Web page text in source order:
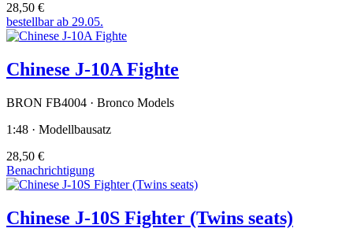
28,50 €
bestellbar ab 29.05.
Chinese J-10A Fighte
BRON FB4004 · Bronco Models
1:48 · Modellbausatz
28,50 €
Benachrichtigung
Chinese J-10S Fighter (Twins seats)